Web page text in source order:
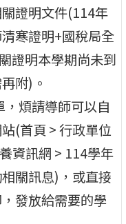
證明文件(114年
寒證明+國稅局全
證明本學期尚未到
附)。
煩請導師可以自
(首頁 > 行政單位
資訊網 > 114學年
關訊息)，或直接
發放給需要的學